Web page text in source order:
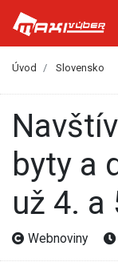
Úvod Slovensko
Navštívte všetky voľné
byty a
už 4. a
Webnoviny